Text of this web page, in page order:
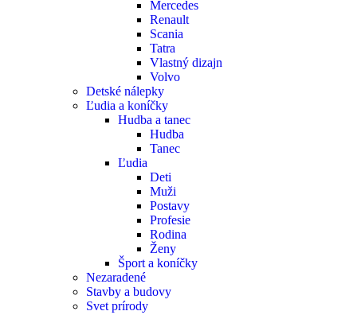
Mercedes
Renault
Scania
Tatra
Vlastný dizajn
Volvo
Detské nálepky
Ľudia a koníčky
Hudba a tanec
Hudba
Tanec
Ľudia
Deti
Muži
Postavy
Profesie
Rodina
Ženy
Šport a koníčky
Nezaradené
Stavby a budovy
Svet prírody